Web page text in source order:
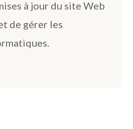
à jour du site Web
de gérer les